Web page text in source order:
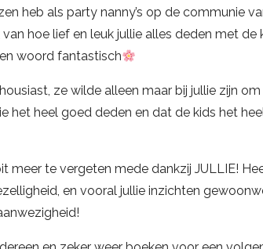
heb als party nanny’s op de communie
hoe lief en leuk jullie alles deden met de
woord fantastisch
ze wilde alleen maar bij jullie zijn
het heel goed deden en dat de kids het
meer te vergeten mede dankzij JULLIE!
en vooral jullie inzichten